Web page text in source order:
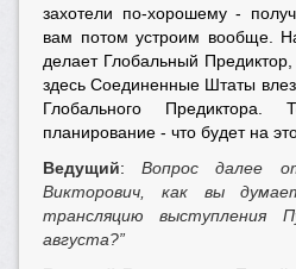
захотели по-хорошему -
вам потом устроим вообще.
делает Глобальный
здесь Соединенные Штаты
Глобального
планирование - что будет на
Ведущий:Вопрос далее
Викторович, как вы
трансляцию
августа?”